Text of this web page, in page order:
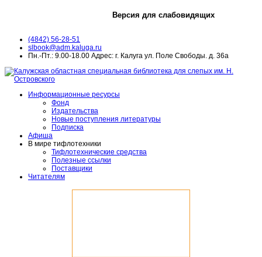
Версия для слабовидящих
(4842) 56-28-51
slbook@adm.kaluga.ru
Пн.-Пт.: 9.00-18.00 Адрес: г. Калуга ул. Поле Свободы. д. 36а
Информационные ресурсы
Фонд
Издательства
Новые поступления литературы
Подписка
Афиша
В мире тифлотехники
Тифлотехнические средства
Полезные ссылки
Поставщики
Читателям